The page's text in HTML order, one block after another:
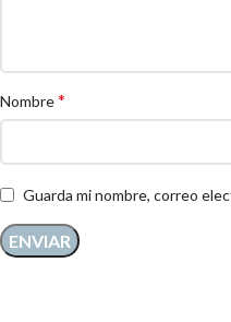
Nombre*
Guarda mi nombre, correo